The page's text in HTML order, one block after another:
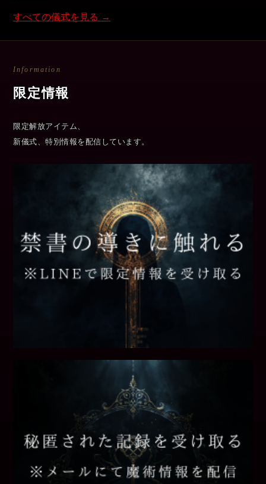
すべての儀式を見る →
Information
限定情報
限定解放アイテム、
新儀式、特別情報を配信しています。